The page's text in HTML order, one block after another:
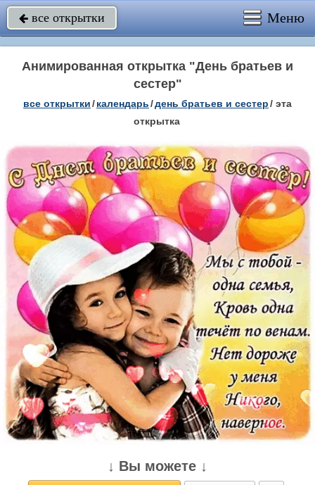
 все открытки Меню
Анимированная открытка "День братьев и
сестер"
все открытки/календарь/день братьев и сестер/ эта
открытка
↓ Вы можете ↓